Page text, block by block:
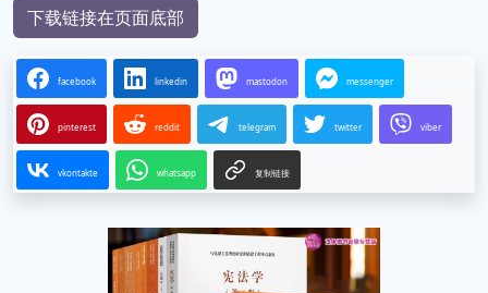
下载链接在页面底部
facebook linkedin mastodon messenger
pinterest reddit telegram twitter viber
vkontakte whatsapp 复制链接